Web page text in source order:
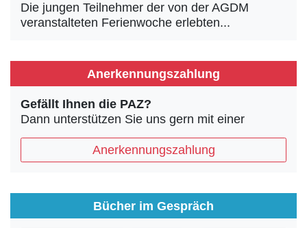
Die jungen Teilnehmer der von der AGDM
veranstalteten Ferienwoche erlebten...
Anerkennungszahlung
Gefällt Ihnen die PAZ?
Dann unterstützen Sie uns gern mit einer
Anerkennungszahlung
Bücher im Gespräch